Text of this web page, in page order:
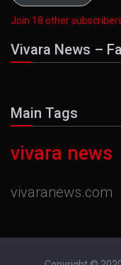
Join 18 other
Vivara News –
Main Tags
vivara news
vivaranews.com